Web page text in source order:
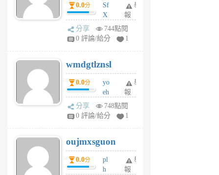
0.0分
Sf
X
Pe
Jc
R
P
m
v
A
V
個
月
前
舉
報
分享
744點閱
0 評論/給分
1
wmdgtlznsl
0.0分
yo
eh
ld
gy
個
月
前
舉
報
分享
748點閱
0 評論/給分
1
oujmxsguon
0.0分
pl
h
舉
報